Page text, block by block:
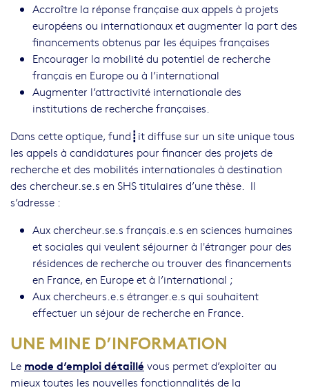
Accroître la réponse française aux appels à projets
européens ou internationaux et augmenter la part des
financements obtenus par les équipes françaises
Encourager la mobilité du potentiel de recherche
français en Europe ou à l’international
Augmenter l’attractivité internationale des
institutions de recherche françaises.
Dans cette optique, fund┋it diffuse sur un site unique tous
les appels à candidatures pour financer des projets de
recherche et des mobilités internationales à destination
des chercheur.se.s en SHS titulaires d’une thèse. Il
s’adresse :
Aux chercheur.se.s français.e.s en sciences humaines
et sociales qui veulent séjourner à l'étranger pour des
résidences de recherche ou trouver des financements
en France, en Europe et à l’international ;
Aux chercheurs.e.s étranger.e.s qui souhaitent
effectuer un séjour de recherche en France.
UNE MINE D’INFORMATION
Le mode d’emploi détaillé vous permet d’exploiter au
mieux toutes les nouvelles fonctionnalités de la